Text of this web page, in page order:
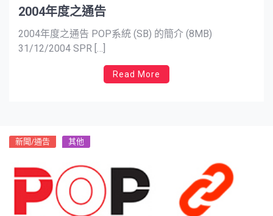
2004年度之通告
2004年度之通告 POP系統 (SB) 的簡介 (8MB)
31/12/2004 SPR […]
Read More
新聞/通告 其他